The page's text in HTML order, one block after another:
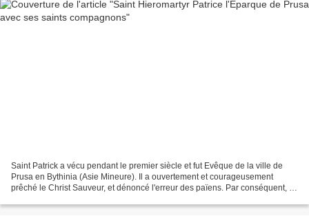
Saint Patrick a vécu pendant le premier siècle et fut Evêque de la ville de
Prusa en Bythinia (Asie Mineure). Il a ouvertement et courageusement
prêché le Christ Sauveur, et dénoncé l'erreur des païens. Par conséquent, lui